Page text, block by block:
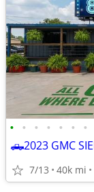
• • • • • • •
7/13 40k mi